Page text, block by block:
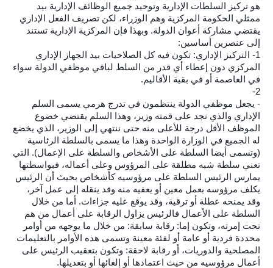
هو تركيز السلطات الإدارية وتوحيد جميع الوظائف الإدارية بيد
ممثلي الحكومة المركزية وهم الوزراء، لكن تصريف الفعل الإداري
يقتضي مشاركة أعوان الدولة. وبهذا فإن المركزية الإدارية تستند
إلى عنصرين أساسين:
1- التركيز الإداري: تكون فيه كل الصلاحيات بيد الجهاز الإداري
المركزي دون إعطاء أي قدر من السلط لباقي موظفي الدولة سواء
في العاصمة أو في بقية الأقاليم.
2-
- يجعل موظفي الدولة ينتظمون في تدرج هرمي يسمى السلم
الإداري والذي نجد على قمته وزير، وهذا السلم يقتضي خضوع
الموظف الأقل درجة للأعلى منه حتى ننتهي إلى الوزير، الذي يخضع
له الجميع في الوزارة الواحدة وهذا ما يسمى بالسلطة الرئاسية
(وتسمى أيضا السلطة على الأشخاص والسلطة على الإعمال). التي
تعني سلطة شبه مطلقة على المرؤوس وعلى أعماله، فبواسطتها
يمارس الرئيس السلطة على مرؤوسيه كأشخاص بحيث أن الرئيس
يكلف مرؤوسه بعمل معين أو يعفيه منه وقد ينقله إلى عمل آخر،
وقد يمنحه عطلة أو ترقية، وقد يوقع عليه جزاءات. أما من خلال
السلطة على الأعمال فالرئيس يزاول الرقابة على أعمال من هم
تحت إمرته، وتكون إما: رقابة سابقة: من خلال ما يوجهه من أوامر
محددة فردية أو عامة أو لفئة معينة وتسمى هذه الأوامر بالتعليمات
المصلحية والدوريات، أو رقابة لاحقة: وتكون بتعقيب الرئيس على
أعمال مرؤوسيه من حيث اعتمادها أو إلغائها أو بتعديلها.